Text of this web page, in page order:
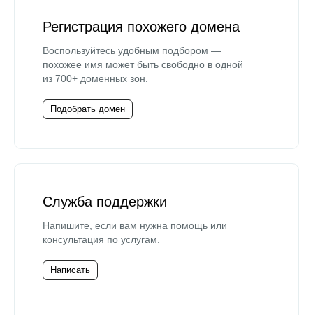
Регистрация похожего домена
Воспользуйтесь удобным подбором —
похожее имя может быть свободно в одной
из 700+ доменных зон.
Подобрать домен
Служба поддержки
Напишите, если вам нужна помощь или
консультация по услугам.
Написать